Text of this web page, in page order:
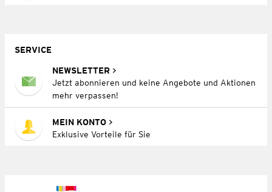
SERVICE
NEWSLETTER
Jetzt abonnieren und keine Angebote und Aktionen
mehr verpassen!
MEIN KONTO
Exklusive Vorteile für Sie